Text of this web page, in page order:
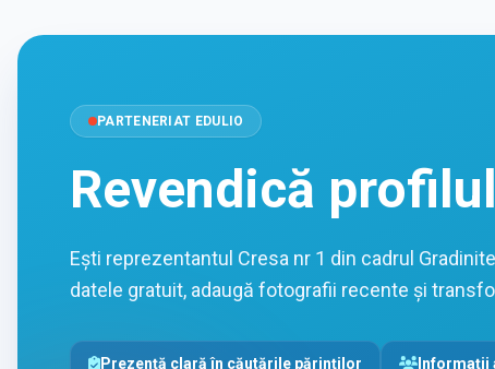
PARTENERIAT EDULIO
Revendică profilul
Ești reprezentantul Cresa nr 1 din cadrul
datele gratuit, adaugă fotografii recente și
Prezență clară în căutările părinților